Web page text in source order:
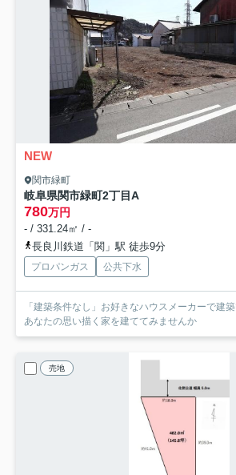
NEW
関市緑町
岐阜県関市緑町2丁目A
780万円
- / 331.24㎡ / -
長良川鉄道「関」駅 徒歩9分
プロパンガス 公共下水
「建築条件なし」お好きなハウスメーカーで建築
あなたの思い描く家を建ててみませんか
売地